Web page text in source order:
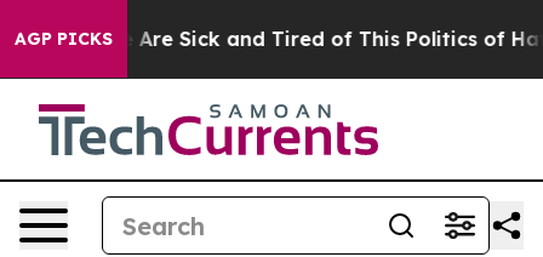
AGP PICKSAre Sick and Tired of This Politics of Hatred”